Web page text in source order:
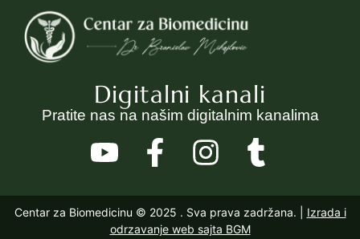
Digitalni kanali
Pratite nas na našim digitalnim kanalima
Centar za Biomedicinu © 2025 . Sva prava zadržana. | Izrada i
odrzavanje web sajta BGM